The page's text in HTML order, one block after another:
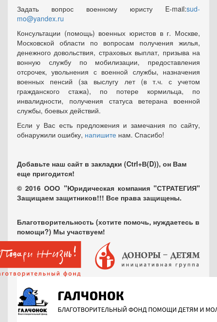
Задать вопрос военному юристу E-mail:sud-
mo@yandex.ru
Консультации (помощь) военных юристов в г. Москве,
Московской области по вопросам получения жилья,
денежного довольствия, страховых выплат, призыва на
вонную службу по мобилизации, предоставления
отсрочек, увольнения с военной службы, назначения
военных пенсий (за выслугу лет (в т.ч. с учетом
гражданского стажа), по потере кормильца, по
инвалидности, получения статуса ветерана военной
службы, боевых действий.
Если у Вас есть предложения и замечания по сайту,
обнаружили ошибку, напишите нам. Спасибо!
Добавьте наш сайт в закладки (Ctrl+В(D)), он Вам
еще пригодится!
© 2016 ООО "Юридическая компания "СТРАТЕГИЯ"
Защищаем защитников!!! Все права защищены.
Благотворительность (хотите помочь, нуждаетесь в
помощи?) Мы участвуем!